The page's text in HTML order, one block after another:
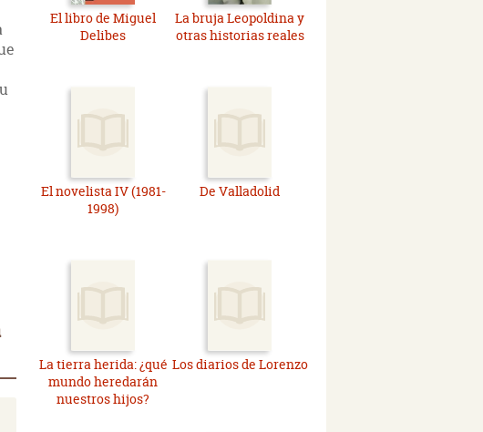
El libro de Miguel
Delibes
La bruja Leopoldina y
otras historias reales
El novelista IV (1981-
1998)
De Valladolid
La tierra herida: ¿qué
mundo heredarán
nuestros hijos?
Los diarios de Lorenzo